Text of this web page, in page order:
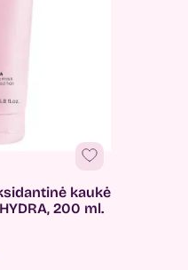
kaukė
200 ml.